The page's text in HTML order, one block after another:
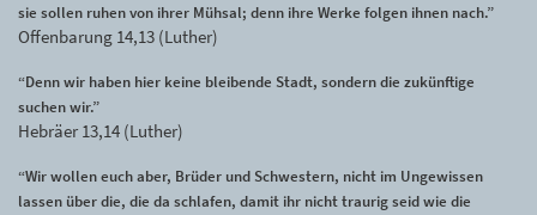
sie sollen ruhen von ihrer Mühsal; denn ihre Werke folgen ihnen nach.”
Offenbarung 14,13 (Luther)
“Denn wir haben hier keine bleibende Stadt, sondern die zukünftige
suchen wir.”
Hebräer 13,14 (Luther)
“Wir wollen euch aber, Brüder und Schwestern, nicht im Ungewissen
lassen über die, die da schlafen, damit ihr nicht traurig seid wie die